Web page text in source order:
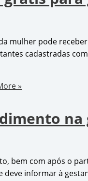
mulher pode
cadastradas
»
na
bem com após o
deve informar à